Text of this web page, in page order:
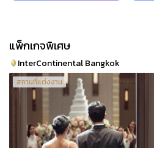
แพ็กเกจพิเศษ
InterContinental Bangkok
สถานที่แต่งงาน